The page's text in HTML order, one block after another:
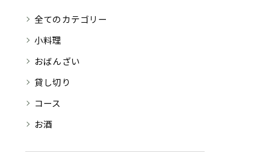
全てのカテゴリー
小料理
おばんざい
貸し切り
コース
お酒